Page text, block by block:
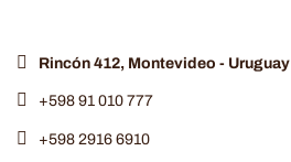
Rincón 412, Montevideo - Uruguay
+598 91 010 777
+598 2916 6910